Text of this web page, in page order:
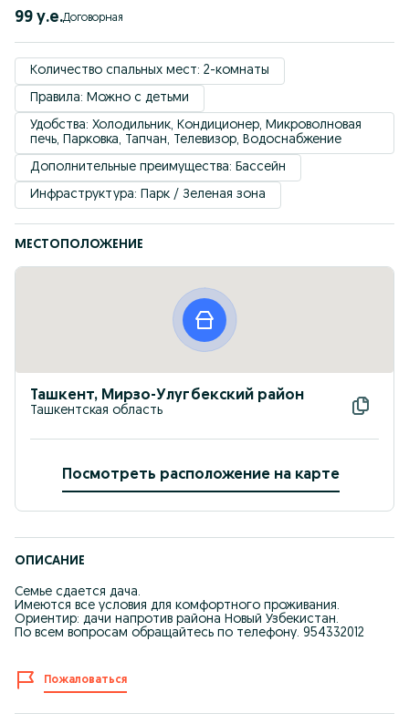
99 у.е. Договорная
Количество спальных мест: 2-комнаты
Правила: Можно с детьми
Удобствa: Холодильник, Кондиционер, Микроволновая
печь, Парковка, Тапчан, Телевизор, Водоснабжение
Дополнительные преимущества: Бассейн
Инфраструктура: Парк / Зеленая зона
МЕСТОПОЛОЖЕНИЕ
Ташкент, Мирзо-Улугбекский район
Ташкентская область
Посмотреть расположение на карте
ОПИСАНИЕ
Семье сдается дача.
Имеются все условия для комфортного проживания.
Ориентир: дачи напротив района Новый Узбекистан.
По всем вопросам обращайтесь по телефону. 954332012
Пожаловаться